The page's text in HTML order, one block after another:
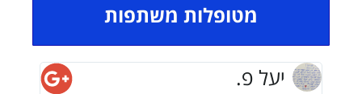
מטופלות משתפות
יעל פ.